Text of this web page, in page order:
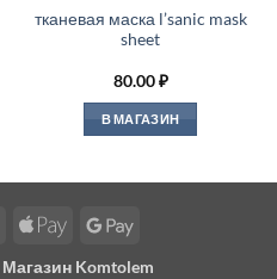
тканевая маска l’sanic mask
sheet
80.00₽
В МАГАЗИН
MasterCardApple
Google
Магазин Komtolem